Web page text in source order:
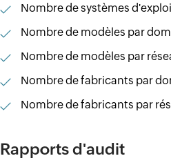
Nombre de systèmes
Nombre de modèles par
Nombre de modèles par
Nombre de fabricants par
Nombre de fabricants par
Rapports d'audit